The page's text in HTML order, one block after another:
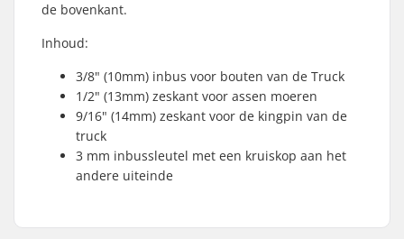
de bovenkant.
Inhoud:
3/8" (10mm) inbus voor bouten van de Truck
1/2" (13mm) zeskant voor assen moeren
9/16" (14mm) zeskant voor de kingpin van de
truck
3 mm inbussleutel met een kruiskop aan het
andere uiteinde